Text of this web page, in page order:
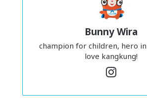
pertubuhan kesihatan awam tidak akan
penggunaannya, doktor tidak akan
untuk ia terus dikeluarkan dan mana-
perubatan tidak akan terus
2. Vaksin tu bukan lah
Bunny Wira
champion for children, hero in
love kangkung!
a